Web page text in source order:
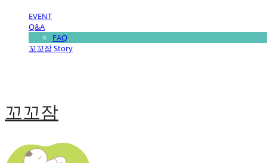
EVENT
Q&A
FAQ
꼬꼬잠 Story
꼬꼬잠